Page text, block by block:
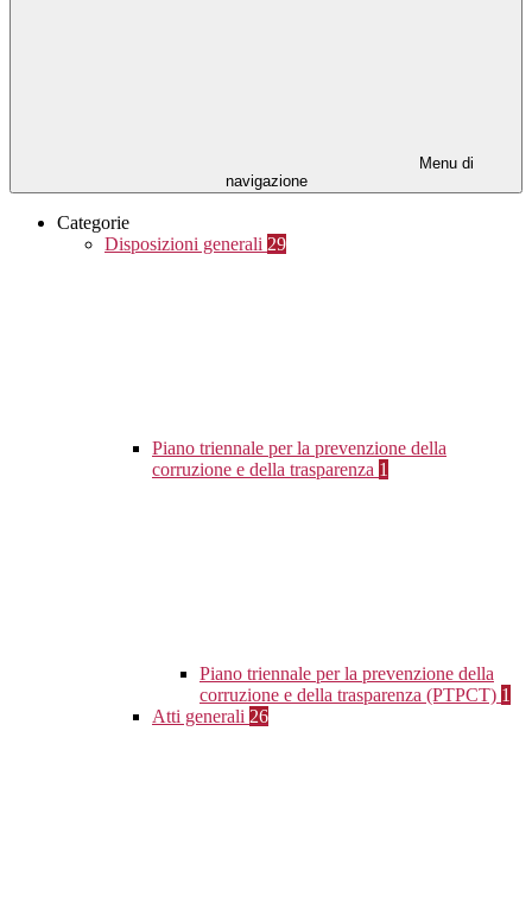
Menu di
navigazione
Categorie
Disposizioni generali 29
Piano triennale per la prevenzione della
corruzione e della trasparenza 1
Piano triennale per la prevenzione della
corruzione e della trasparenza (PTPCT) 1
Atti generali 26